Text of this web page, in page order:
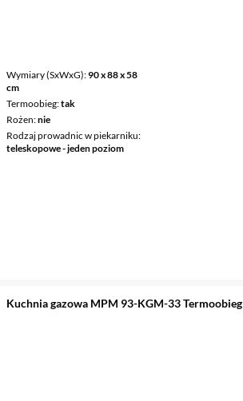
Wymiary (SxWxG) 90 x 88 x 58
cm
Termoobieg tak
Rożen nie
Rodzaj prowadnic w piekarniku
teleskopowe - jeden poziom
Kuchnia gazowa MPM 93-KGM-33 Termoobieg